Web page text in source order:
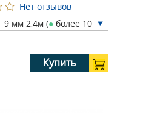
Нет отзывов
9 мм 2,4м (● более 10
Купить